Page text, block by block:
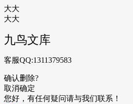
大大
大大
九鸟文库
客服QQ:1311379583
确认删除?
取消确定
您好，有任何疑问请与我们联系！